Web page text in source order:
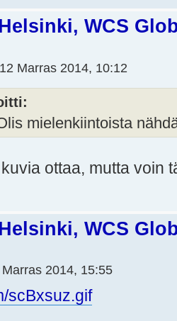
WCS
Marras 2014, 10:12
mielenkiintoista
ottaa, mutta voin
WCS
2014, 15:55
scBxsuz.gif